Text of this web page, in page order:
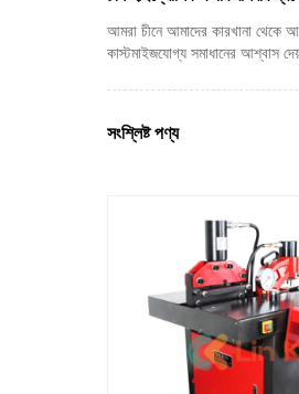
আমরা চীনে আমাদের কারখানা থেকে
কাস্টমাইজযোগ্য সমাধানের আশ্বাস
সংশ্লিষ্ট পণ্য